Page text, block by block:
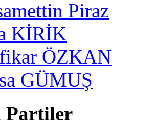
Piraz
KİRİK
ÖZKAN
GÜMUŞ
Partiler